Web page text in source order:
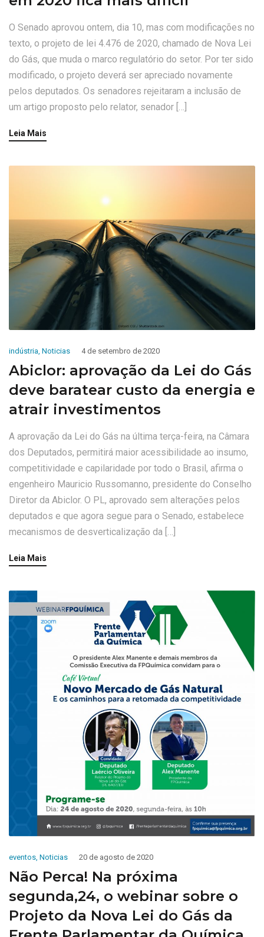
O Senado aprovou ontem, dia 10, mas com modificações no
texto, o projeto de lei 4.476 de 2020, chamado de Nova Lei
do Gás, que muda o marco regulatório do setor. Por ter sido
modificado, o projeto deverá ser apreciado novamente
pelos deputados. Os senadores rejeitaram a inclusão de
um artigo proposto pelo relator, senador […]
Leia Mais
indústria Noticias 4 de setembro de 2020
Abiclor: aprovação da Lei do Gás
deve baratear custo da energia e
atrair investimentos
A aprovação da Lei do Gás na última terça-feira, na Câmara
dos Deputados, permitirá maior acessibilidade ao insumo,
competitividade e capilaridade por todo o Brasil, afirma o
engenheiro Mauricio Russomanno, presidente do Conselho
Diretor da Abiclor. O PL, aprovado sem alterações pelos
deputados e que agora segue para o Senado, estabelece
mecanismos de desverticalização da […]
Leia Mais
eventos Noticias 20 de agosto de 2020
Não Perca! Na próxima
segunda,24, o webinar sobre o
Projeto da Nova Lei do Gás da